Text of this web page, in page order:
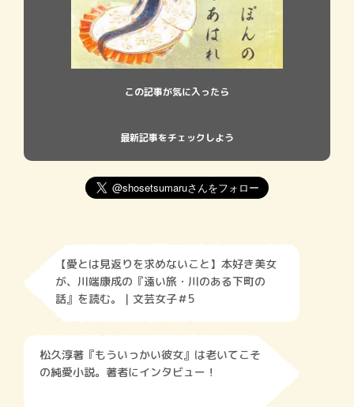
この記事が気に入ったら
最新記事をチェックしよう
【愛とは見返りを求めないこと】本好き美女
が、川端康成の『遠い旅・川のある下町の
話』を読む。｜文芸女子＃5
松久淳著『もういっかい彼女』は老いてこそ
の純愛小説。著者にインタビュー！